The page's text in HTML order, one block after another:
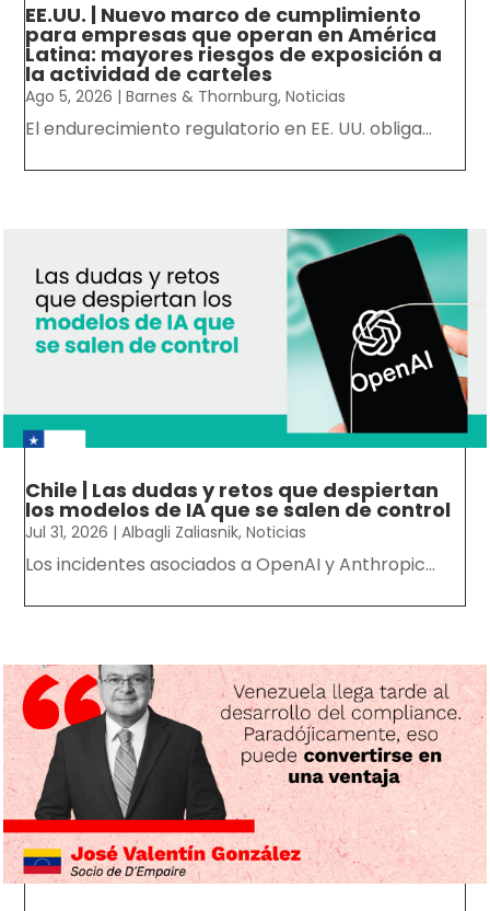
EE.UU. | Nuevo marco de cumplimiento
para empresas que operan en América
Latina: mayores riesgos de exposición a
la actividad de carteles
Ago 5, 2026 |Barnes & Thornburg,Noticias
El endurecimiento regulatorio en EE. UU. obliga...
Chile | Las dudas y retos que despiertan
los modelos de IA que se salen de control
Jul 31, 2026 |Albagli Zaliasnik,Noticias
Los incidentes asociados a OpenAI y Anthropic...